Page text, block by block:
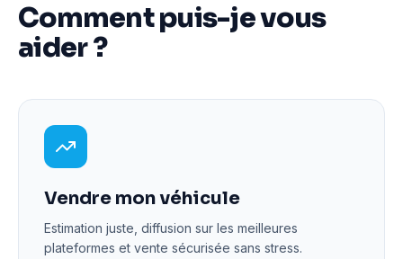
Comment puis-je vous
aider ?
Vendre mon véhicule
Estimation juste, diffusion sur les meilleures
plateformes et vente sécurisée sans stress.